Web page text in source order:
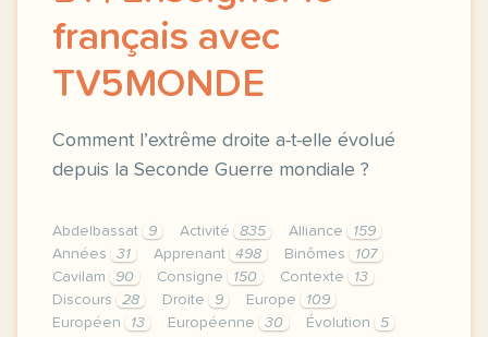
français avec
TV5MONDE
Comment l’extrême droite a-t-elle évolué
depuis la Seconde Guerre mondiale ?
Abdelbassat 9 Activité 835 Alliance
159
Années
31 Apprenant 498 Binômes
107
Cavilam
90 Consigne 150 Contexte
13
Discours
28 Droite 9 Europe
109
Européen
13 Européenne 30 Évolution
5